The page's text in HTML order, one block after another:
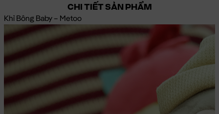
CHI TIẾT SẢN PHẨM
Khỉ Bông Baby – Metoo